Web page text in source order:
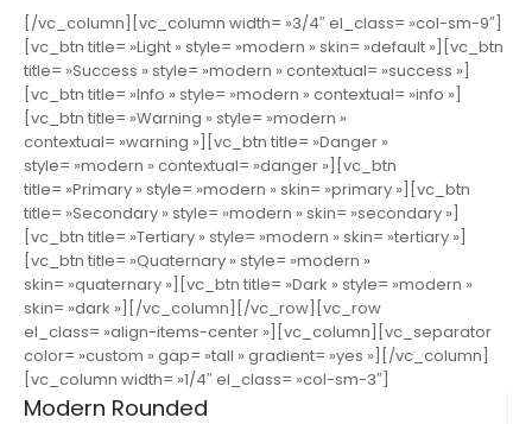
[/vc_column][vc_column width= »3/4″ el_class= »col-sm-9″]
[vc_btn title= »Light » style= »modern » skin= »default »][vc_btn
title= »Success » style= »modern » contextual= »success »]
[vc_btn title= »Info » style= »modern » contextual= »info »]
[vc_btn title= »Warning » style= »modern »
contextual= »warning »][vc_btn title= »Danger »
style= »modern » contextual= »danger »][vc_btn
title= »Primary » style= »modern » skin= »primary »][vc_btn
title= »Secondary » style= »modern » skin= »secondary »]
[vc_btn title= »Tertiary » style= »modern » skin= »tertiary »]
[vc_btn title= »Quaternary » style= »modern »
skin= »quaternary »][vc_btn title= »Dark » style= »modern »
skin= »dark »][/vc_column][/vc_row][vc_row
el_class= »align-items-center »][vc_column][vc_separator
color= »custom » gap= »tall » gradient= »yes »][/vc_column]
[vc_column width= »1/4″ el_class= »col-sm-3″]
Modern Rounded